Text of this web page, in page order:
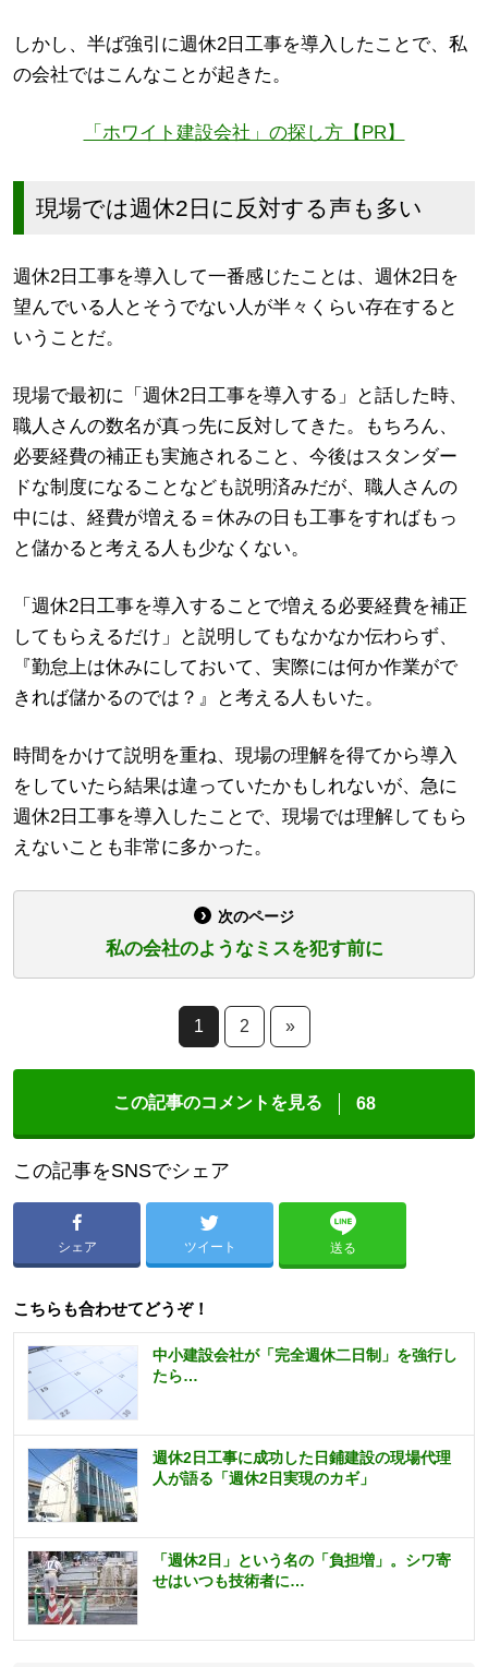
しかし、半ば強引に週休2日工事を導入したことで、私
の会社ではこんなことが起きた。
「ホワイト建設会社」の探し方【PR】
現場では週休2日に反対する声も多い
週休2日工事を導入して一番感じたことは、週休2日を
望んでいる人とそうでない人が半々くらい存在すると
いうことだ。
現場で最初に「週休2日工事を導入する」と話した時、
職人さんの数名が真っ先に反対してきた。もちろん、
必要経費の補正も実施されること、今後はスタンダー
ドな制度になることなども説明済みだが、職人さんの
中には、経費が増える＝休みの日も工事をすればもっ
と儲かると考える人も少なくない。
「週休2日工事を導入することで増える必要経費を補正
してもらえるだけ」と説明してもなかなか伝わらず、
『勤怠上は休みにしておいて、実際には何か作業がで
きれば儲かるのでは？』と考える人もいた。
時間をかけて説明を重ね、現場の理解を得てから導入
をしていたら結果は違っていたかもしれないが、急に
週休2日工事を導入したことで、現場では理解してもら
えないことも非常に多かった。
次のページ
私の会社のようなミスを犯す前に
1 2 »
この記事のコメントを見る 68
この記事をSNSでシェア
シェア ツイート 送る
こちらも合わせてどうぞ！
中小建設会社が「完全週休二日制」を強行し
たら…
週休2日工事に成功した日鋪建設の現場代理
人が語る「週休2日実現のカギ」
「週休2日」という名の「負担増」。シワ寄
せはいつも技術者に…